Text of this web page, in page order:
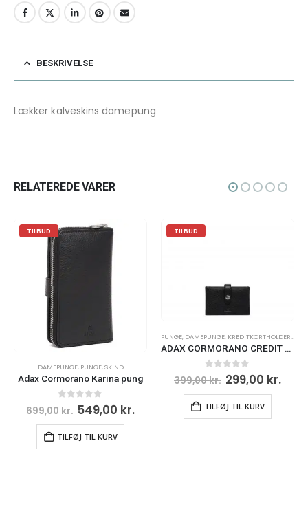
BESKRIVELSE
Lækker kalveskins damepung
RELATEREDE VARER
pung
kr.
TILBUD
DAMEPUNGE KREDITKORTHOLDERE ,SKIND
ADAX CORMORANO CREDIT CARD HOLDER MARIKA
0
399,00kr. 299,00 kr.
TILFØJ TIL KURV
DAMEPUNGE
0ud af 5
499,00kr.